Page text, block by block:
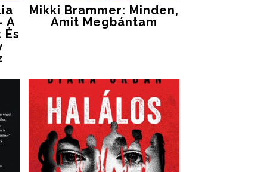
A
Mikki Brammer: Minden,
​amit Megbántam